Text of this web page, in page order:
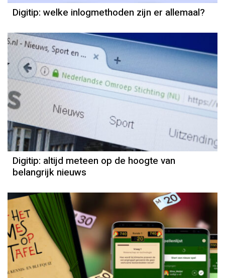
Digitip: welke inlogmethoden zijn er allemaal?
Digitip: altijd meteen op de hoogte van
belangrijk nieuws